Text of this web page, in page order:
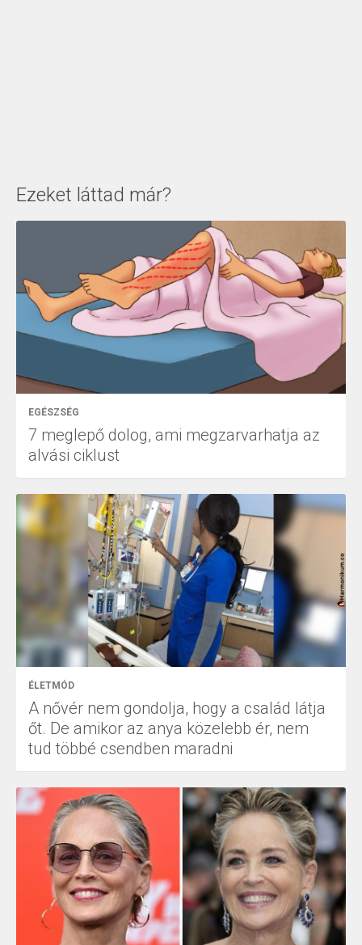
Ezeket láttad már?
EGÉSZSÉG
7 meglepő dolog, ami megzarvarhatja az
alvási ciklust
ÉLETMÓD
A nővér nem gondolja, hogy a család látja
őt. De amikor az anya közelebb ér, nem
tud többé csendben maradni